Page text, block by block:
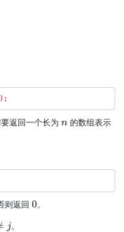
返回一个长为 n的数组表示
则返回0。
。